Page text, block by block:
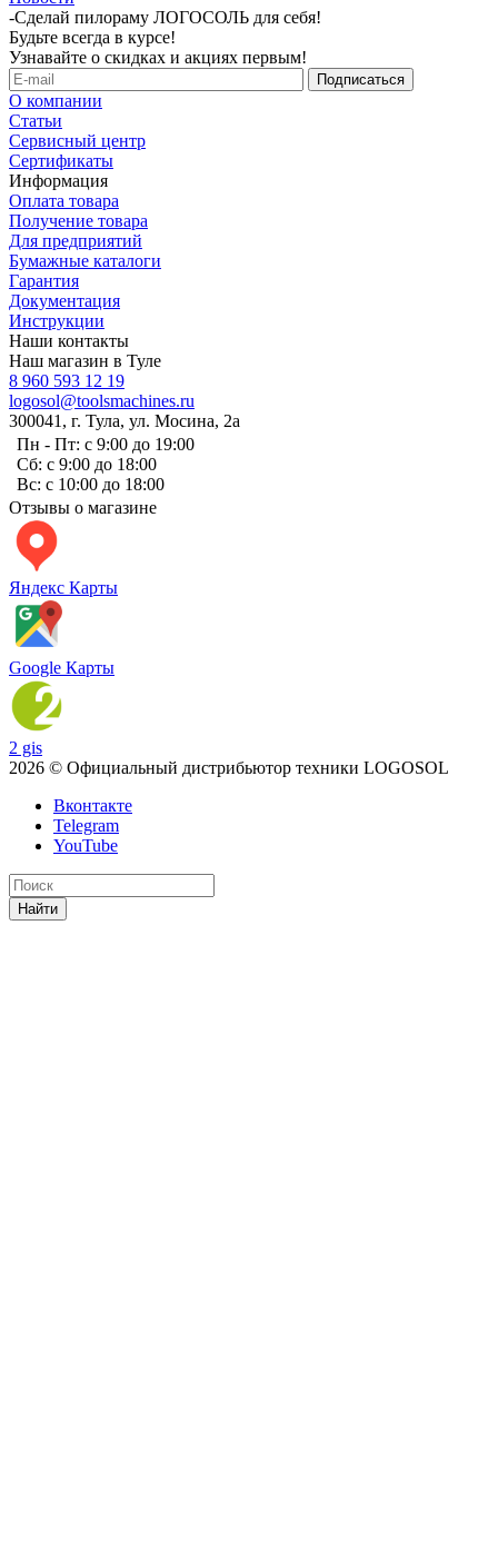
-Сделай пилораму ЛОГОСОЛЬ для себя!
Будьте всегда в курсе!
Узнавайте о скидках и акциях первым!
О компании
Статьи
Сервисный центр
Сертификаты
Информация
Оплата товара
Получение товара
Для предприятий
Бумажные каталоги
Гарантия
Документация
Инструкции
Наши контакты
Наш магазин в Туле
8 960 593 12 19
logosol@toolsmachines.ru
300041, г. Тула, ул. Мосина, 2а
Пн - Пт: с 9:00 до 19:00
Сб: с 9:00 до 18:00
Вс: с 10:00 до 18:00
Отзывы о магазине
Яндекс Карты
Google Карты
2 gis
2026 © Официальный дистрибьютор техники LOGOSOL
Вконтакте
Telegram
YouTube
Найти